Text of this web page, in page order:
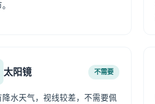
太阳镜 不需要
降水天气，视线较差，不需要佩